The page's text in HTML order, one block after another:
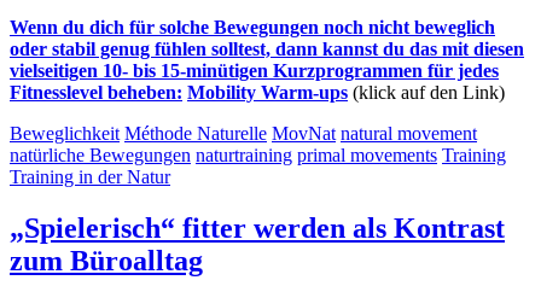
Wenn du dich für solche Bewegungen noch nicht beweglich
oder stabil genug fühlen solltest, dann kannst du das mit diesen
vielseitigen 10- bis 15-minütigen Kurzprogrammen für jedes
Fitnesslevel beheben: Mobility Warm-ups (klick auf den Link)
Beweglichkeit Méthode Naturelle MovNat natural movement
natürliche Bewegungen naturtraining primal movements Training
Training in der Natur
„Spielerisch“ fitter werden als Kontrast
zum Büroalltag